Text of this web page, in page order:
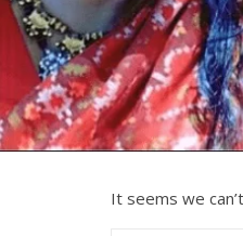
It seems we